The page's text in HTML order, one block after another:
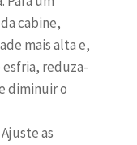
cabine,
mais alta e,
reduza-
diminuir o
as